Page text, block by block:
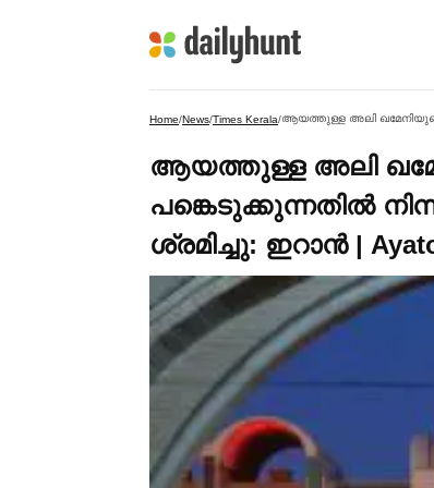
Home/News/Times Kerala/
ആയത്തുള്ള അലി
പങ്കെടുക്കുന്നതില്‍
ശ്രമിച്ചു: ഇറാൻ |